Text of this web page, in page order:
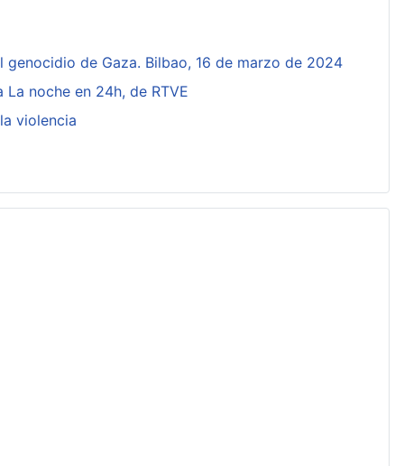
de Gaza. Bilbao, 16 de marzo de 2024
noche en 24h, de RTVE
violencia